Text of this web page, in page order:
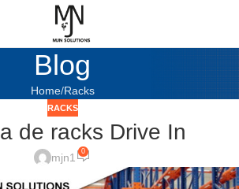
Blog
Home Racks
RACKS
de racks Drive In
mjn1 0